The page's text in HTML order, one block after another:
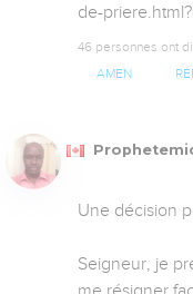
de-
46 personnes ont
AMEN
Une décision
Seigneur, je